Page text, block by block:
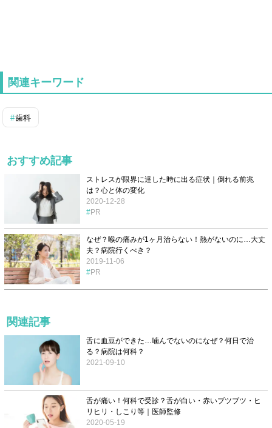
関連キーワード
歯科
おすすめ記事
ストレスが限界に達した時に出る症状｜倒れる前兆
は？心と体の変化
2020-12-28
PR
なぜ？喉の痛みが1ヶ月治らない！熱がないのに…大丈
夫？病院行くべき？
2019-11-06
PR
関連記事
舌に血豆ができた…噛んでないのになぜ？何日で治
る？病院は何科？
2021-09-10
舌が痛い！何科で受診？舌が白い・赤いブツブツ・ヒ
リヒリ・しこり等｜医師監修
2020-05-19